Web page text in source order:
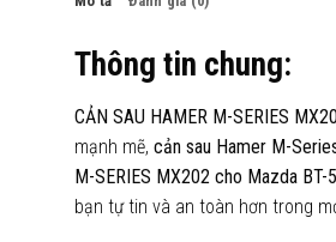
Thông tin chung:
CẢN SAU HAMER M-SERIES
mạnh mẽ, cản sau Hamer M-
M-SERIES MX202 cho Mazda BT-
bạn tự tin và an toàn hơn trong